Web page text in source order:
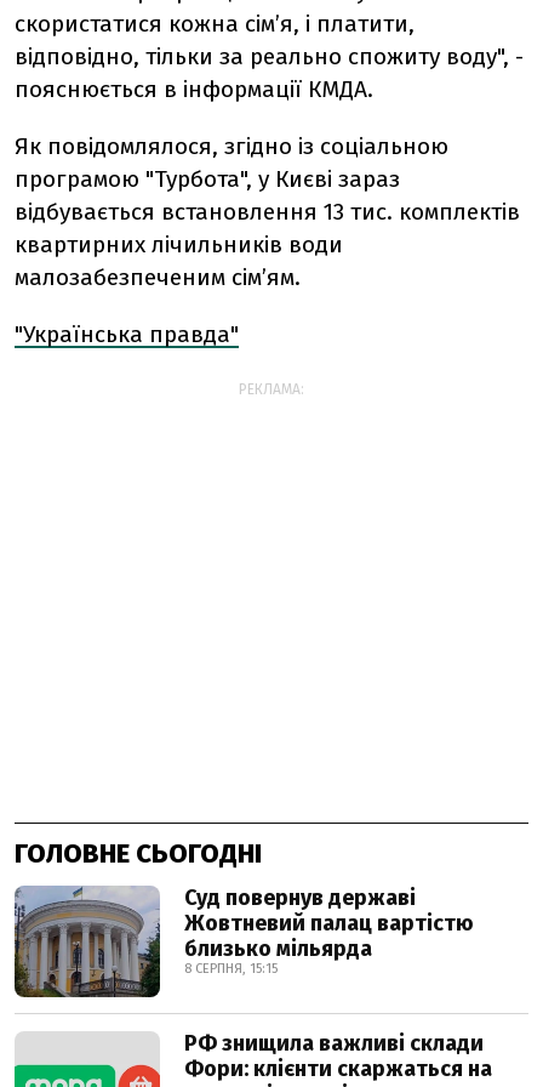
скористатися кожна сім’я, і платити,
відповідно, тільки за реально спожиту воду", -
пояснюється в інформації КМДА.
Як повідомлялося, згідно із соціальною
програмою "Турбота", у Києві зараз
відбувається встановлення 13 тис. комплектів
квартирних лічильників води
малозабезпеченим сім’ям.
"Українська правда"
РЕКЛАМА:
ГОЛОВНЕ СЬОГОДНІ
Суд повернув державі
Жовтневий палац вартістю
близько мільярда
8 СЕРПНЯ, 15:15
РФ знищила важливі склади
Фори: клієнти скаржаться на